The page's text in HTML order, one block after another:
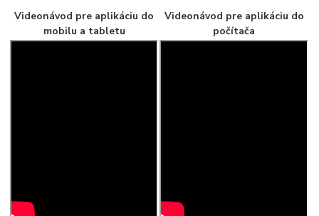
Videonávod pre aplikáciu do
mobilu a tabletu
Videonávod pre aplikáciu do
počítača